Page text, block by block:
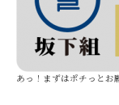
あっ！まずはポチっとお